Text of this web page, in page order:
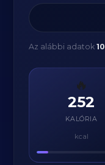
Az alábbi adatok
🔥
252
KALÓRIA
kcal